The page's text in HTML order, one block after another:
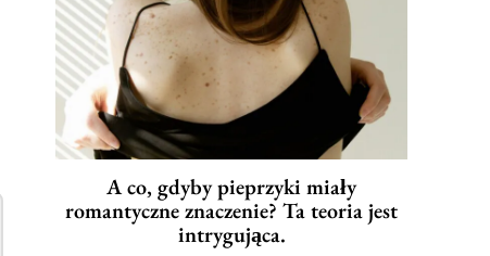
A co, gdyby pieprzyki miały
romantyczne znaczenie? Ta teoria jest
intrygująca.